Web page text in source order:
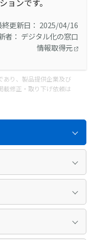
終更新日： 2025/04/16
者： デジタル化の窓口
情報取得元
あり、製品提供企業及び
載修正・取り下げ依頼は